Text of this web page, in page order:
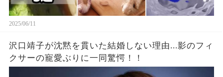
2025/06/11
沢口靖子が沈黙を貫いた結婚しない理由...影のフィ
クサーの寵愛ぶりに一同驚愕！！